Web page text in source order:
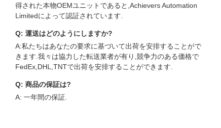
得された本物OEMユニットであると,Achievers Automation
Limitedによって認証されています.
Q: 運送はどのようにしますか?
A:私たちはあなたの要求に基づいて出荷を安排することがで
きます.我々は協力した転送業者が有り,競争力のある価格で
FedEx,DHL,TNTで出荷を安排することができます.
Q: 商品の保証は?
A: 一年間の保証.